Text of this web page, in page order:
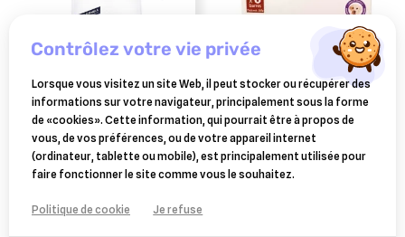
ADVANCE-AFFINITY
advance veterinary
diets gastroenteric
Ajouter au panier
OSALIA
easypill transit chien
bt 6 / 28g
contrôlez votre vie privée
Lorsque vous visitez un site Web, il peut stocker ou récupérer des
informations sur votre navigateur, principalement sous la forme
de «cookies». Cette information, qui pourrait être à propos de
vous, de vos préférences, ou de votre appareil internet
(ordinateur, tablette ou mobile), est principalement utilisée pour
faire fonctionner le site comme vous le souhaitez.
Politique de cookie Je refuse